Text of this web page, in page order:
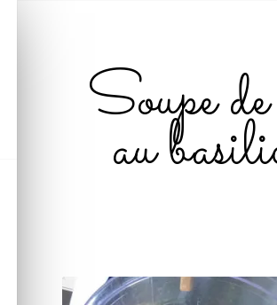
Soupe
au